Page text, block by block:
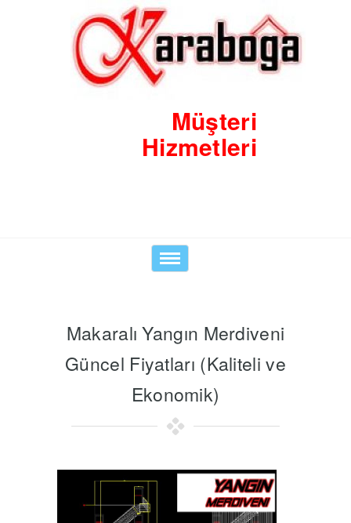
Müşteri
Hizmetleri
Toggle
navigation
Makaralı Yangın Merdiveni
Güncel Fiyatları (Kaliteli ve
Ekonomik)